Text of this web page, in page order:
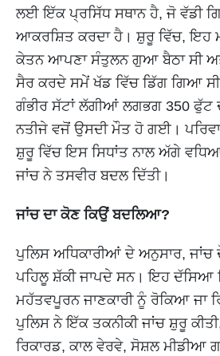
ਲਈ ਇੱਕ ਪ੍ਰਸਿੱਧ ਸਥਾਨ ਹੈ, ਜੋ ਵੱਡੀ
ਆਕਰਸ਼ਿਤ ਕਰਦਾ ਹੈ। ਸ਼ੁਰੂ ਵਿੱਚ, ਇਹ
ਕੇਤਨ ਆਪਣਾ ਸੰਤੁਲਨ ਗੁਆ ​​ਬੈਠਾ ਸੀ
ਸੈਰ ਕਰਦੇ ਸਮੇਂ ਖੱਡ ਵਿੱਚ ਡਿੱਗ ਗਿਆ
ਗੰਭੀਰ ਸੱਟਾਂ ਲੱਗੀਆਂ ਲਗਭਗ 350 ਫੁੱਟ
ਨਤੀਜੇ ਵਜੋਂ ਉਸਦੀ ਮੌਤ ਹੋ ਗਈ।
ਸ਼ੁਰੂ ਵਿੱਚ ਇਸ ਸਿਧਾਂਤ ਨਾਲ ਅੱਗੇ
ਜਾਂਚ ਨੇ ਤਸਵੀਰ ਬਦਲ ਦਿੱਤੀ।
ਜਾਂਚ ਦਾ ਕੋਣ ਕਿਉਂ ਬਦਲਿਆ?
ਪੁਲਿਸ ਅਧਿਕਾਰੀਆਂ ਦੇ ਅਨੁਸਾਰ, ਜਾਂਚ
ਪਹਿਲੂ ਸ਼ੱਕੀ ਜਾਪਦੇ ਸਨ। ਇਹ ਦੱਸਿਆ
ਮਹੱਤਵਪੂਰਨ ਜਾਣਕਾਰੀ ਨੂੰ ਰੋਕਿਆ ਜਾ
ਪੁਲਿਸ ਨੇ ਇੱਕ ਤਕਨੀਕੀ ਜਾਂਚ ਸ਼ੁਰੂ
ਰਿਕਾਰਡ, ਕਾਲ ਵੇਰਵੇ, ਸੋਸ਼ਲ ਮੀਡੀਆ